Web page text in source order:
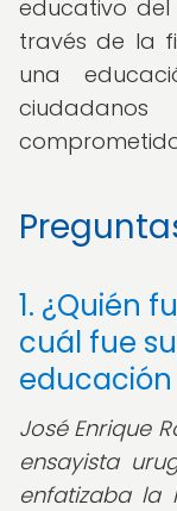
educativo
través de la
una
1. ¿Quién
cuál fue
José Enrique
ensayista
enfatizaba la